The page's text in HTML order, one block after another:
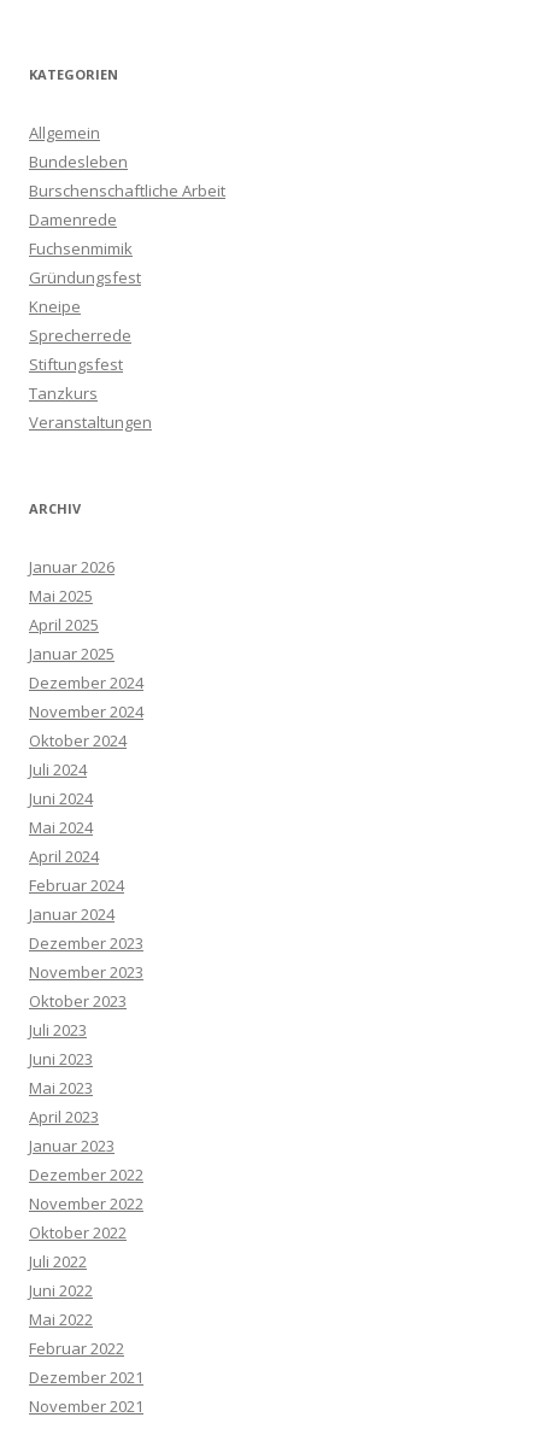
KATEGORIEN
Allgemein
Bundesleben
Burschenschaftliche Arbeit
Damenrede
Fuchsenmimik
Gründungsfest
Kneipe
Sprecherrede
Stiftungsfest
Tanzkurs
Veranstaltungen
ARCHIV
Januar 2026
Mai 2025
April 2025
Januar 2025
Dezember 2024
November 2024
Oktober 2024
Juli 2024
Juni 2024
Mai 2024
April 2024
Februar 2024
Januar 2024
Dezember 2023
November 2023
Oktober 2023
Juli 2023
Juni 2023
Mai 2023
April 2023
Januar 2023
Dezember 2022
November 2022
Oktober 2022
Juli 2022
Juni 2022
Mai 2022
Februar 2022
Dezember 2021
November 2021